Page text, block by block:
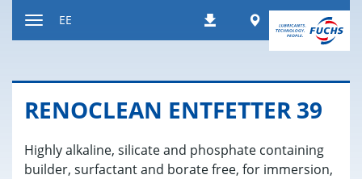
sisule
Allalaadimised
Worldwide
EE
RENOC­LEAN ENT­F­ET­TER 39
Highly alkaline, silicate and phosphate containing
builder, surfactant and borate free, for immersion,